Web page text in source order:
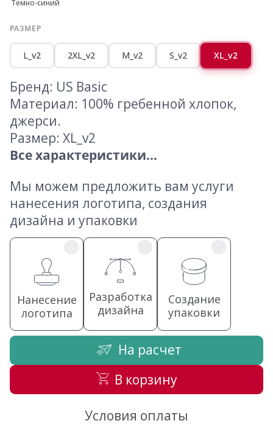
Темно-синий
РАЗМЕР
L_v2 2XL_v2 M_v2 S_v2 XL_v2
Бренд: US Basic
Материал: 100% гребенной хлопок,
джерси.
Размер: XL_v2
Все характеристики...
Мы можем предложить вам услуги
нанесения логотипа, создания
дизайна и упаковки
Нанесение
логотипа
Разработка
дизайна
Создание
упаковки
На расчет
В корзину
Условия оплаты